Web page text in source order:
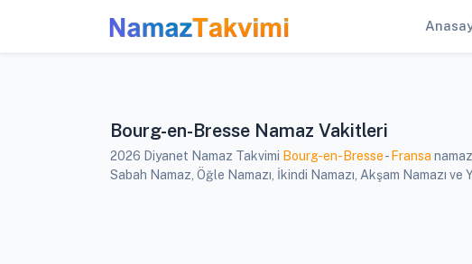
Bourg-en-Bresse Namaz Vakitleri
2026 Diyanet Namaz Takvimi Bourg-en-Bresse- Fransa
Sabah Namaz, Öğle Namazı, İkindi Namazı, Akşam Namazı